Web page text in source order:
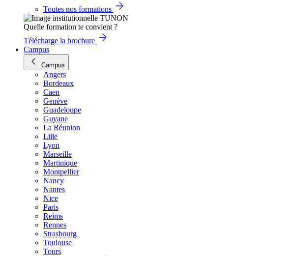
Toutes nos formations
Quelle formation te convient ?
Télécharge la brochure
Campus
Campus
Angers
Bordeaux
Caen
Genève
Guadeloupe
Guyane
La Réunion
Lille
Lyon
Marseille
Martinique
Montpellier
Nancy
Nantes
Nice
Paris
Reims
Rennes
Strasbourg
Toulouse
Tours